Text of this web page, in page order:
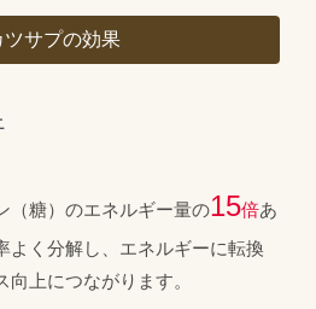
サプの効果
（糖）のエネルギー量の15倍あ
よく分解し、エネルギーに転換
上につながります。